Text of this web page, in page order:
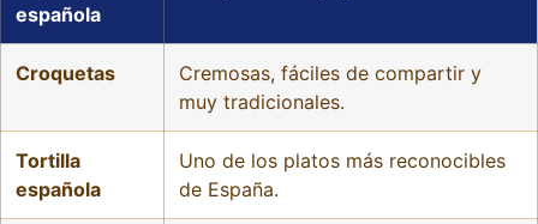
española
Croquetas
Cremosas, fáciles de compartir y
muy tradicionales.
Tortilla
española
Uno de los platos más reconocibles
de España.